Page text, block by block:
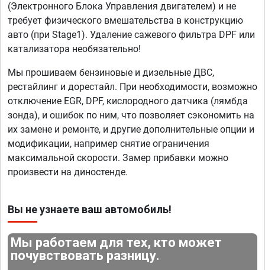
(Электронного Блока Управления двигателем) и не
требует физического вмешательства в конструкцию
авто (при Stage1). Удаление сажевого фильтра DPF или
катализатора необязательно!
Мы прошиваем бензиновые и дизельные ДВС,
рестайлинг и дорестайл. При необходимости, возможно
отключение EGR, DPF, кислородного датчика (лямбда
зонда), и ошибок по ним, что позволяет сэкономить на
их замене и ремонте, и другие дополнительные опции и
модификации, например снятие ограничения
максимальной скорости. Замер прибавки можно
произвести на диностенде.
Вы не узнаете ваш автомобиль!
Мы работаем для тех, кто может
почувствовать разницу.